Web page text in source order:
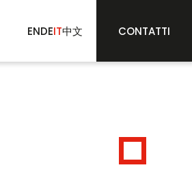
ENDEIT中文 CONTATTI